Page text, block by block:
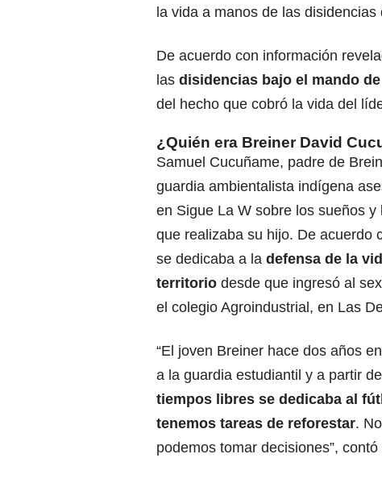
la vida a manos de las disidencias
De acuerdo con información
las disidencias bajo el mando
del hecho que cobró la vida del
¿Quién era Breiner David
Samuel Cucuñame, padre de
guardia ambientalista indígena
en Sigue La W sobre los sueños y
que realizaba su hijo. De acuerdo
se dedicaba a la defensa de la
territorio desde que ingresó al
el colegio Agroindustrial, en Las
“El joven Breiner hace dos años
a la guardia estudiantil y a partir
tiempos libres se dedicaba al
tenemos tareas de reforestar.
podemos tomar decisiones”, contó